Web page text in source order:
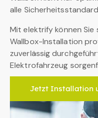
alle
Mit elektrify können Sie
Wallbox-Installation
zuverlässig
Elektrofahrzeug
Jetzt Installation